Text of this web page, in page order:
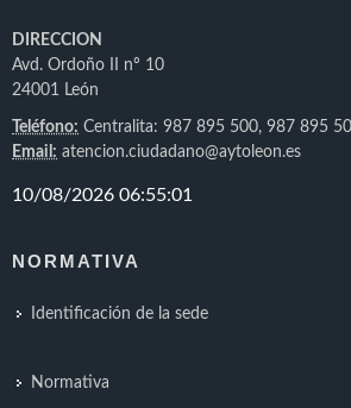
DIRECCION
Avd. Ordoño II nº 10
24001 León
Teléfono: Centralita: 987 895 500, 987 895
Email: atencion.ciudadano@aytoleon.es
NORMATIVA
Identificación de la sede
Normativa